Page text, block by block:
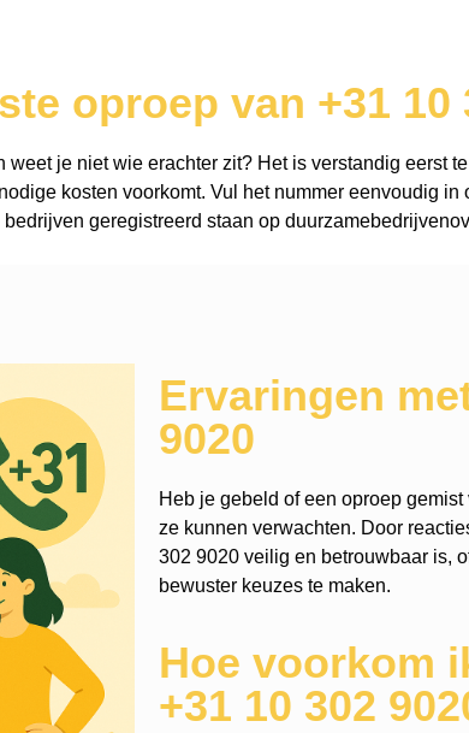
oproep van +31 10
je niet wie erachter zit? Het is verstandig eerst
kosten voorkomt. Vul het nummer eenvoudig
geregistreerd staan op
Ervaringen
9020
Heb je gebeld of een oproep
ze kunnen verwachten. Door
302 9020 veilig en betrouwbaar is,
bewuster keuzes te maken.
Hoe voorkom
+31 10 302